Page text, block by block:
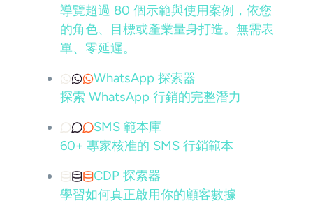
導覽超過 80 個示範與使用案例，依您
的角色、目標或產業量身打造。無需表
單、零延遲。
WhatsApp 探索器
探索 WhatsApp 行銷的完整潛力
SMS 範本庫
60+ 專家核准的 SMS 行銷範本
CDP 探索器
學習如何真正啟用你的顧客數據